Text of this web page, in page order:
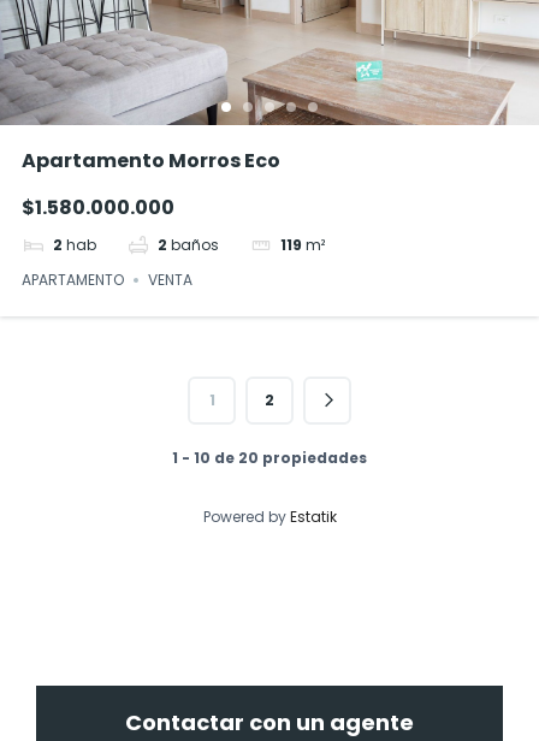
Apartamento Morros Eco
$1.580.000.000
2 hab 2 baños 119 m²
APARTAMENTO
VENTA
1 2
1 - 10 de 20 propiedades
Powered byEstatik
Contactar con un agente